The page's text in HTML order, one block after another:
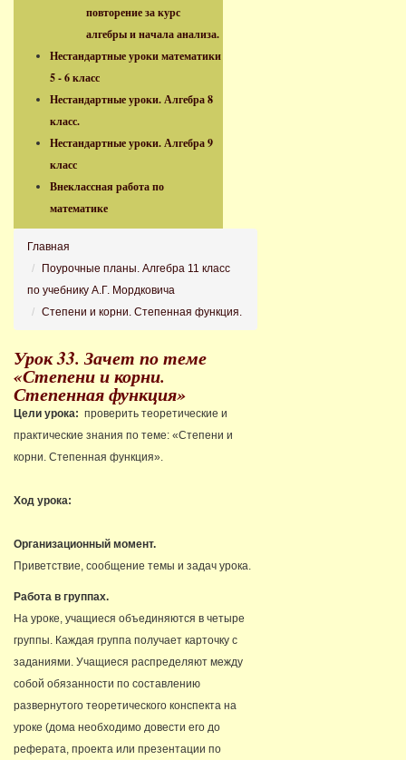
повторение за курс
алгебры и начала анализа.
Нестандартные уроки математики
5 - 6 класс
Нестандартные уроки. Алгебра 8
класс.
Нестандартные уроки. Алгебра 9
класс
Внеклассная работа по
математике
Главная
Поурочные планы. Алгебра 11 класс
по учебнику А.Г. Мордковича
Степени и корни. Степенная функция.
Урок 33. Зачет по теме
«Степени и корни.
Степенная функция»
Цели урока: проверить теоретические и
практические знания по теме: «Степени и
корни. Степенная функция».
Ход урока:
Организационный момент.
Приветствие, сообщение темы и задач урока.
Работа в группах.
На уроке, учащиеся объединяются в четыре
группы. Каждая группа получает карточку с
заданиями. Учащиеся распределяют между
собой обязанности по составлению
развернутого теоретического конспекта на
уроке (дома необходимо довести его до
реферата, проекта или презентации по